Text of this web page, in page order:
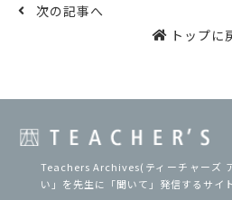
次の記事へ
トップに
Teachers Archives(ティーチャーズ
い」を先生に「聞いて」発信するサイ